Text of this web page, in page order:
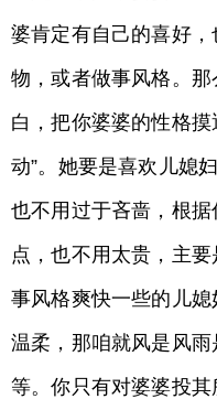
婆肯定有自己的喜好
物，或者做事风格。
白，把你婆婆的性格
动”。她要是喜欢儿媳
也不用过于吝啬，根
点，也不用太贵，主
事风格爽快一些的儿
温柔，那咱就风是风
等。你只有对婆婆投其